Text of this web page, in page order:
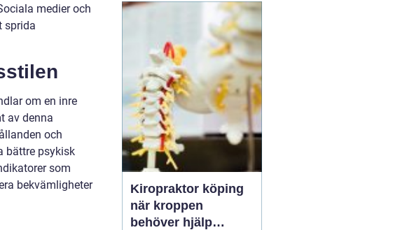
medier och
sprida
om en inre
av denna
och
bättre psykisk
som
bekvämligheter
öppenvården inte räcker.
Målet är att skapa
trygghet, stabilitet och
förutsättni...
Kiropraktor köping
när kroppen
behöver hjälp